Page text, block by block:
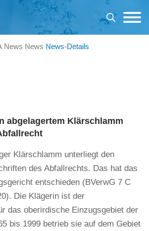
News News News-Details
abgelagertem Klärschlamm
Klärschlamm unterliegt den
des Abfallrechts. Das hat das
entschieden (BVerwG 7 C
Die Klägerin ist der
das oberirdische Einzugsgebiet der
bis 1999 betrieb sie auf dem Gebiet